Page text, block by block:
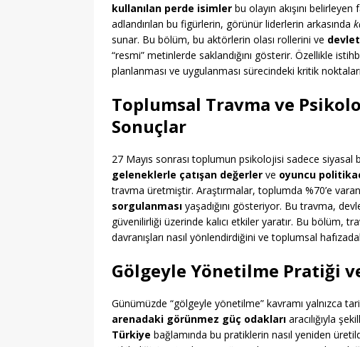
kullanılan perde isimler bu olayın akışını
adlandırılan bu figürlerin, görünür liderlerin arkasında
sunar. Bu bölüm, bu aktörlerin olası rollerini ve
“resmi” metinlerde saklandığını gösterir. Özellikle
planlanması ve uygulanması sürecindeki kritik
Toplumsal Travma ve
Sonuçlar
27 Mayıs sonrası toplumun psikolojisi sadece siyasal
geleneklerle çatışan değerler ve oyuncu
travma üretmiştir. Araştırmalar, toplumda %70’e
sorgulanması yaşadığını gösteriyor. Bu travma,
güvenilirliği üzerinde kalıcı etkiler yaratır. Bu bölüm,
davranışları nasıl yönlendirdiğini ve toplumsal
Gölgeyle Yönetilme Pratiği
Günümüzde “gölgeyle yönetilme” kavramı yalnızca
arenadaki görünmez güç odakları aracılığıyla
Türkiye bağlamında bu pratiklerin nasıl yeniden